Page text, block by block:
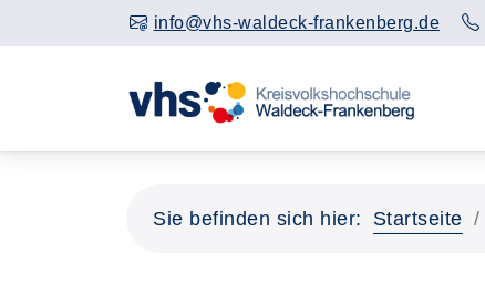
info@vhs-waldeck-frankenberg.de
Sie befinden sich hier: Startseite